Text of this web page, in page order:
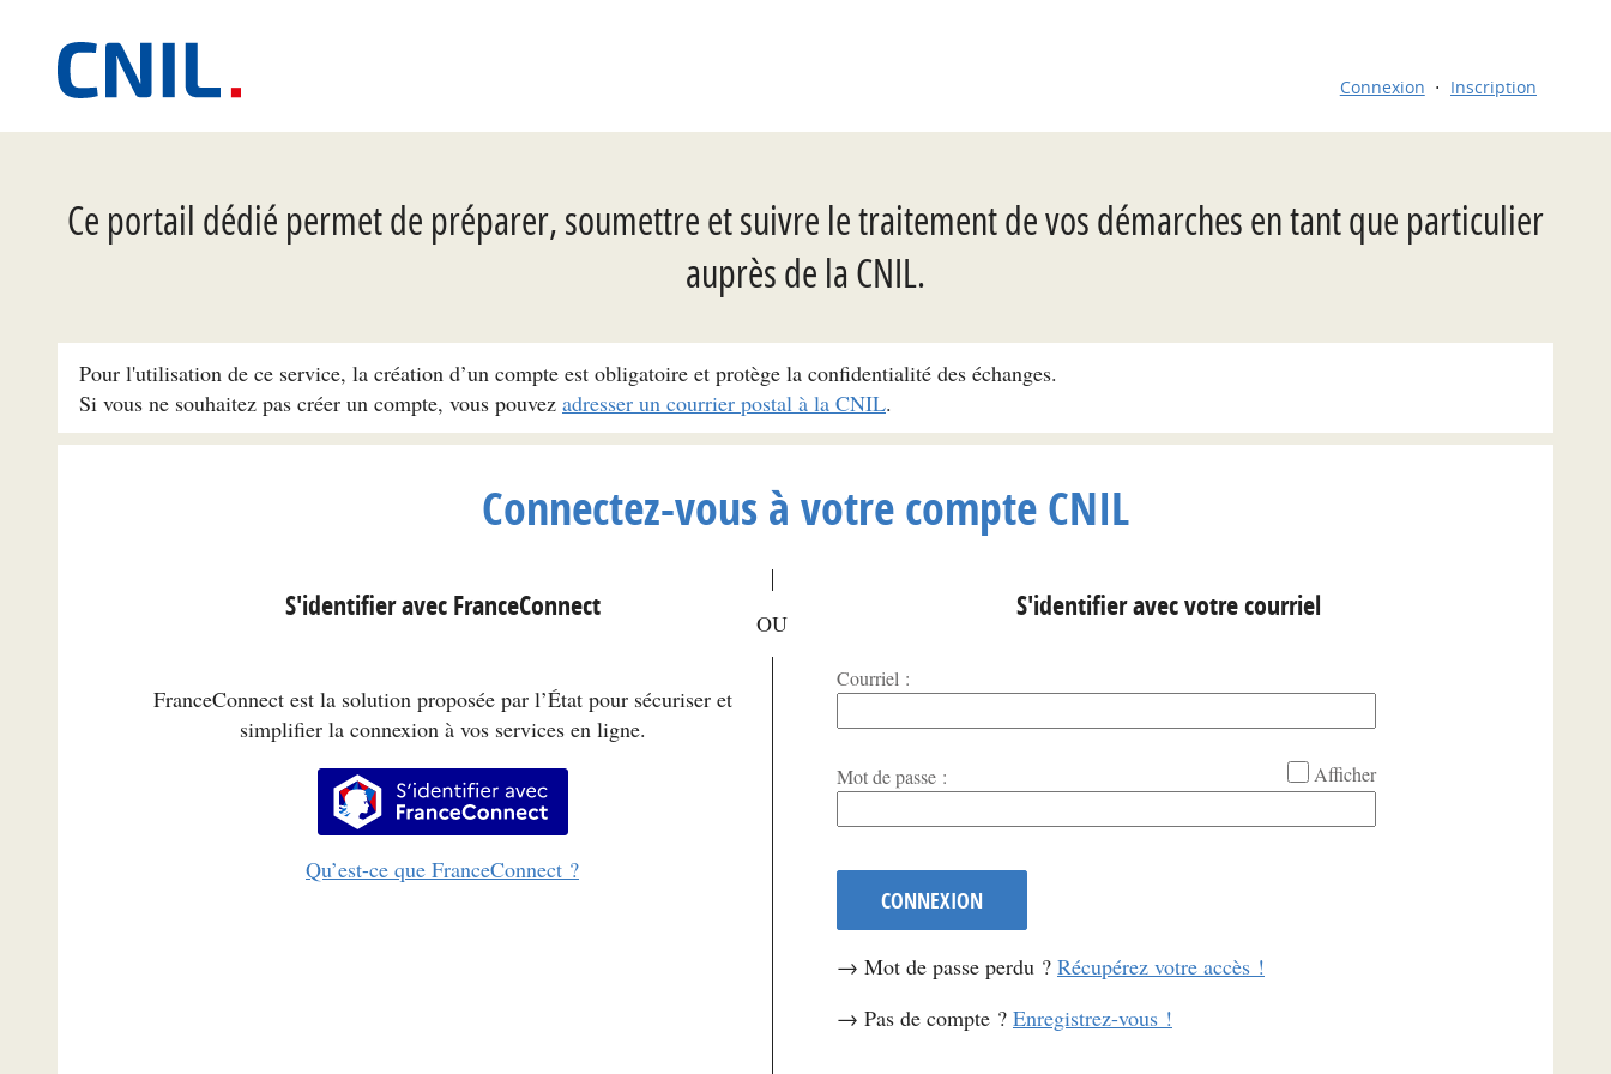
Connexion Inscription
Ce portail dédié permet de préparer, soumettre et suivre le traitement de vos démarches en tant que particulier
auprès de la CNIL.
Pour l'utilisation de ce service, la création d’un compte est obligatoire et protège la confidentialité des échanges.
Si vous ne souhaitez pas créer un compte, vous pouvez adresser un courrier postal à la CNIL.
Connectez-vous à votre compte CNIL
S'identifier avec FranceConnect
FranceConnect est la solution proposée par l’État pour sécuriser et
simplifier la connexion à vos services en ligne.
S’identifier avec FranceConnect
Qu’est-ce que FranceConnect ?
S'identifier avec votre courriel
Courriel :
Mot de passe : Afficher
CONNEXION
→ Mot de passe perdu ? Récupérez votre accès !
→ Pas de compte ? Enregistrez-vous !